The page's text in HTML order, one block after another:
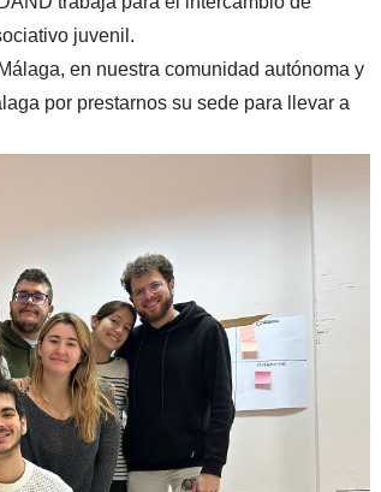
juvenil.
en nuestra comunidad autónoma y
por prestarnos su sede para llevar a